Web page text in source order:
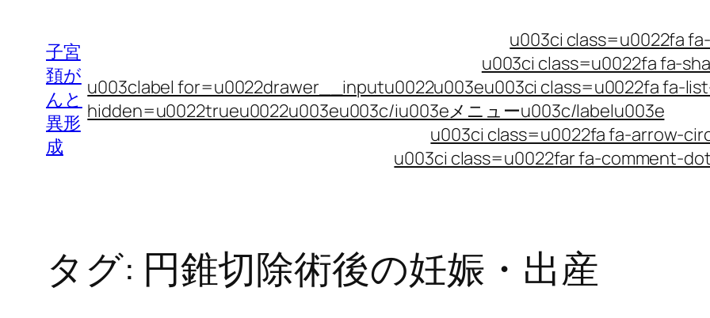
子宮
頚が
んと
異形
成
u003ci class=u0022fa
u003ci class=u0022fa fa-
u003clabel for=u0022drawer__inputu0022u003eu003ci class=u0022fa fa-
hidden=u0022trueu0022u003eu003c/iu003eメニューu003c/labelu003e
u003ci class=u0022fa fa-arrow-
u003ci class=u0022far fa-comment-
タグ: 円錐切除術後の妊娠・出産